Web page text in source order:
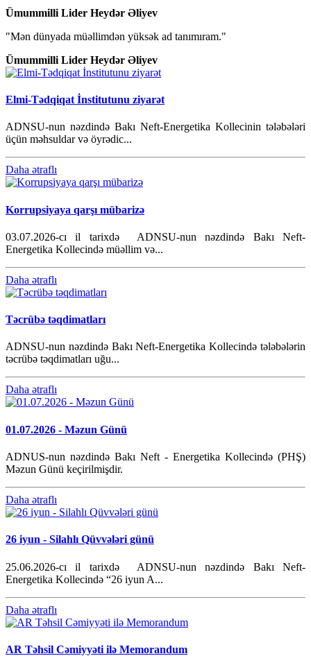
Ümummilli Lider Heydər Əliyev
"Mən dünyada müəllimdən yüksək ad tanımıram."
Ümummilli Lider Heydər Əliyev
Elmi-Tədqiqat İnstitutunu ziyarət
ADNSU-nun nəzdində Bakı Neft-Energetika Kollecinin tələbələri
üçün məhsuldar və öyrədic...
Daha ətraflı
Korrupsiyaya qarşı mübarizə
03.07.2026-cı il tarixdə ADNSU-nun nəzdində Bakı Neft-
Energetika Kollecində müəllim və...
Daha ətraflı
Təcrübə təqdimatları
ADNSU-nun nəzdində Bakı Neft-Energetika Kollecində tələbələrin
təcrübə təqdimatları uğu...
Daha ətraflı
01.07.2026 - Məzun Günü
ADNUS-nun nəzdində Bakı Neft - Energetika Kollecində (PHŞ)
Məzun Günü keçirilmişdir.
Daha ətraflı
26 iyun - Silahlı Qüvvələri günü
25.06.2026-cı il tarixdə ADNSU-nun nəzdində Bakı Neft-
Energetika Kollecində “26 iyun A...
Daha ətraflı
AR Təhsil Cəmiyyəti ilə Memorandum